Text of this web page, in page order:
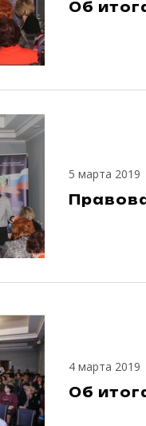
Об
5 марта 2019
4 марта 2019
Об